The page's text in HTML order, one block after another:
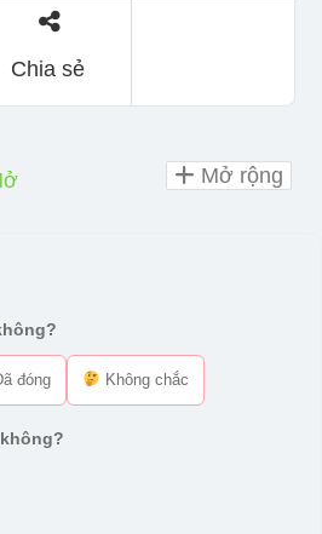
Chia sẻ
đóng Không chắc
Mở rộng